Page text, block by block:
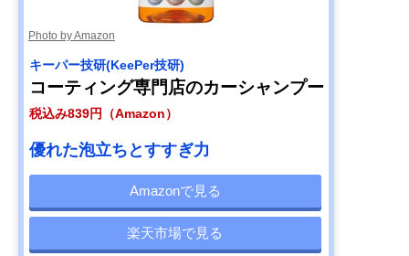
Photo by Amazon
キーパー技研(KeePer技研)
コーティング専門店のカーシャンプー
税込み839円（Amazon）
優れた泡立ちとすすぎ力
Amazonで見る
楽天市場で見る